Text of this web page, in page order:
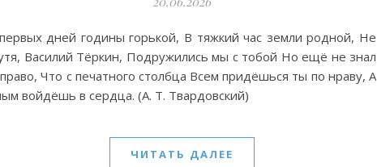
дней годины горькой, В тяжкий час земли родной, Не
Василий Тёркин, Подружились мы с тобой Но ещё не знал
Что с печатного столбца Всем придёшься ты по нраву, А
войдёшь в сердца. (А. Т. Твардовский)
ЧИТАТЬ ДАЛЕЕ